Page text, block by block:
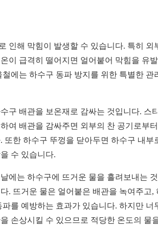
인해 막힘이 발생할 수 있습니다. 특히 외
이 급격히 떨어지면 얼어붙어 막힘을 유
에는 하수구 동파 방지를 위한 특별한 관
구 배관을 보온재로 감싸는 것입니다. 스
여 배관을 감싸주면 외부의 찬 공기로부
또한 하수구 뚜껑을 닫아두면 하수구 내부
수 있습니다.
에는 하수구에 뜨거운 물을 흘려보내는
. 뜨거운 물은 얼어붙은 배관을 녹여주고,
를 예방하는 효과가 있습니다. 하지만 너
손상시킬 수 있으므로 적당한 온도의 물